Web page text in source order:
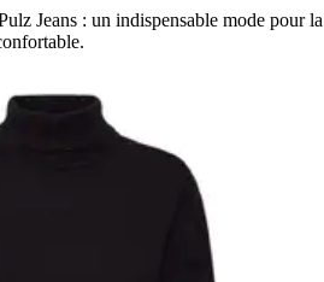
Jeans : un indispensable mode pour la